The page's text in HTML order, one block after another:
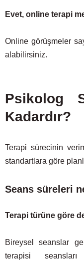
Evet, online terapi
Online görüşmeler
alabilirsiniz.
Psikolog
Kadardır?
Terapi sürecinin
standartlara göre
Seans süreleri
Terapi türüne göre
Bireysel seanslar
terapisi